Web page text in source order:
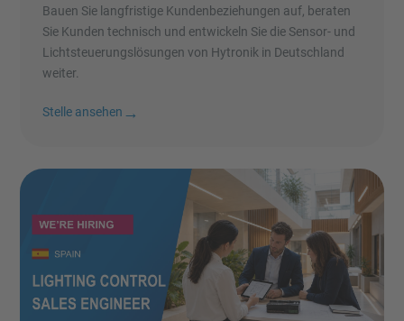
Bauen Sie langfristige Kundenbeziehungen auf, beraten
Sie Kunden technisch und entwickeln Sie die Sensor- und
Lichtsteuerungslösungen von Hytronik in Deutschland
weiter.
Stelle ansehen →